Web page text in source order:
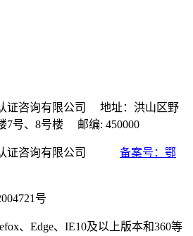
证咨询有限公司 地址：洪山区野
7号、8号楼 邮编: 450000
认证咨询有限公司 备案号：鄂
号
、Edge、IE10及以上版本和360等